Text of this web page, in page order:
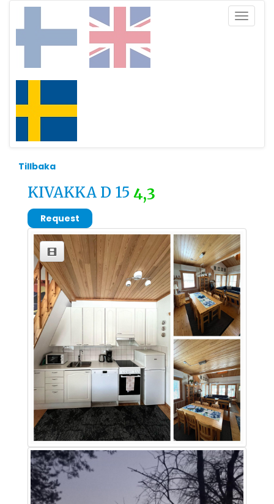
Toggle
Tillbaka
KIVAKKA D 15 4,3